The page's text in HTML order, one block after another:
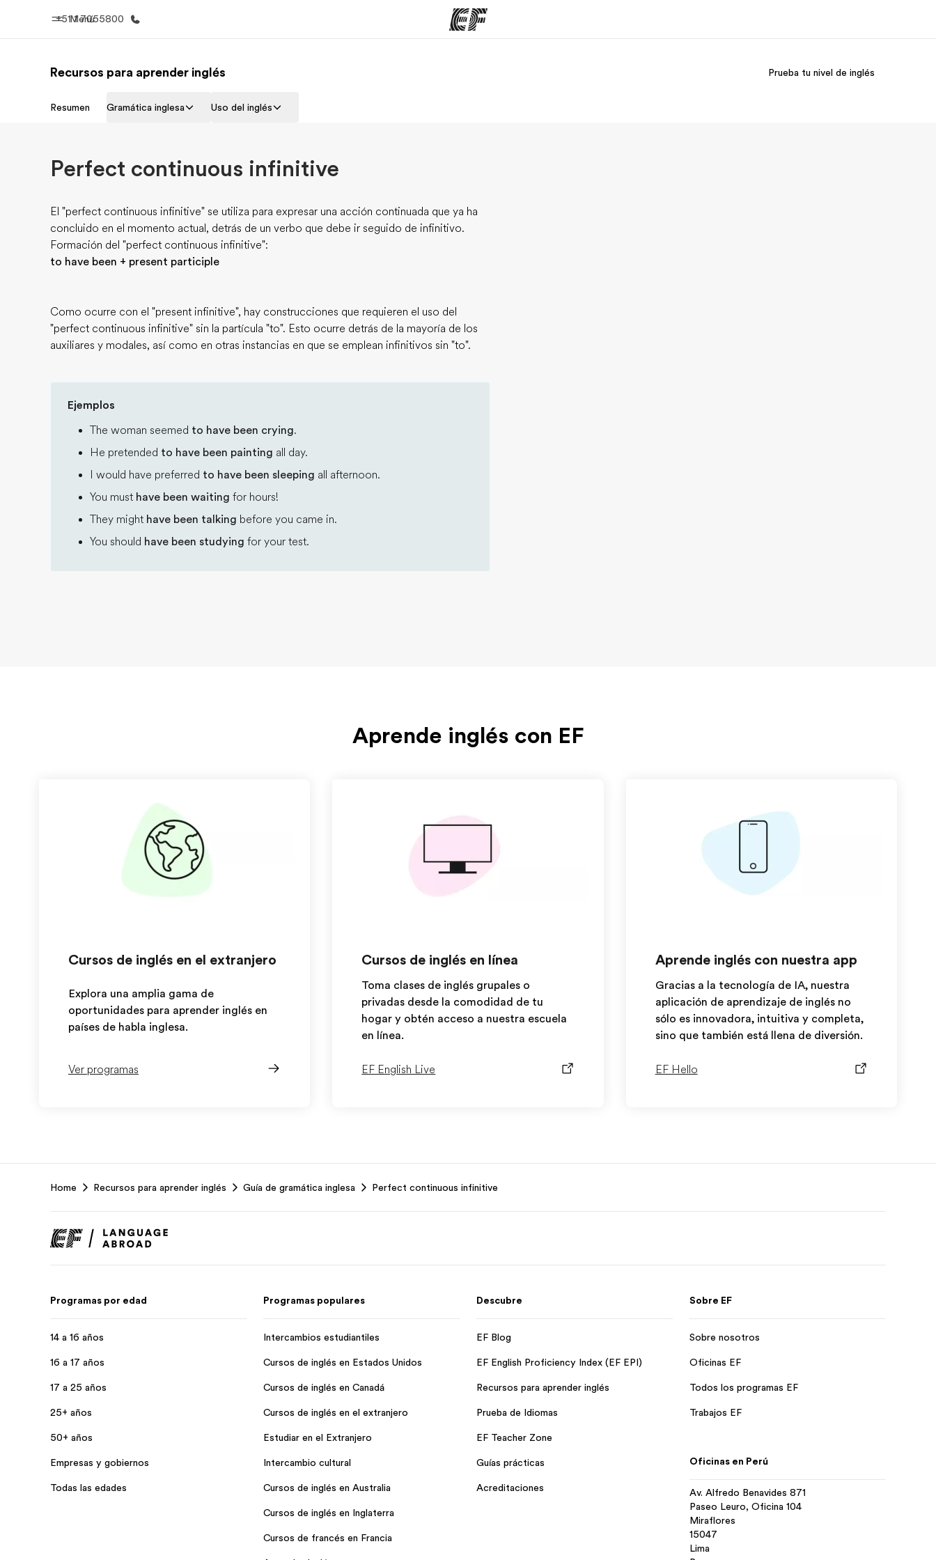
Menú
+51 1 7055800
Inicio
Recursos para aprender inglés Prueba tu nivel de inglés
Resumen Gramática inglesa Uso del inglés
Perfect continuous infinitive
El "perfect continuous infinitive" se utiliza para expresar una acción continuada que ya ha
concluido en el momento actual, detrás de un verbo que debe ir seguido de infinitivo.
Formación del "perfect continuous infinitive":
to have been + present participle
Como ocurre con el "present infinitive", hay construcciones que requieren el uso del
"perfect continuous infinitive" sin la partícula "to". Esto ocurre detrás de la mayoría de los
auxiliares y modales, así como en otras instancias en que se emplean infinitivos sin "to".
Ejemplos
The woman seemed to have been crying.
He pretended to have been painting all day.
I would have preferred to have been sleeping all afternoon.
You must have been waiting for hours!
They might have been talking before you came in.
You should have been studying for your test.
Aprende inglés con EF
Cursos de inglés en el extranjero
Explora una amplia gama de
oportunidades para aprender inglés en
países de habla inglesa.
Ver programas
Cursos de inglés en línea
Toma clases de inglés grupales o
privadas desde la comodidad de tu
hogar y obtén acceso a nuestra escuela
en línea.
EF English Live
Aprende inglés con nuestra app
Gracias a la tecnología de IA, nuestra
aplicación de aprendizaje de inglés no
sólo es innovadora, intuitiva y completa,
sino que también está llena de diversión.
EF Hello
Home Recursos para aprender inglés Guía de gramática inglesa Perfect continuous infinitive
Programas por edad
14 a 16 años
16 a 17 años
17 a 25 años
25+ años
50+ años
Empresas y gobiernos
Todas las edades
Programas populares
Intercambios estudiantiles
Cursos de inglés en Estados Unidos
Cursos de inglés en Canadá
Cursos de inglés en el extranjero
Estudiar en el Extranjero
Intercambio cultural
Cursos de inglés en Australia
Cursos de inglés en Inglaterra
Cursos de francés en Francia
Descubre
EF Blog
EF English Proficiency Index (EF EPI)
Recursos para aprender inglés
Prueba de Idiomas
EF Teacher Zone
Guías prácticas
Acreditaciones
Sobre EF
Sobre nosotros
Oficinas EF
Todos los programas EF
Trabajos EF
Oficinas en Perú
Av. Alfredo Benavides 871
Paseo Leuro, Oficina 104
Miraflores
15047
Lima